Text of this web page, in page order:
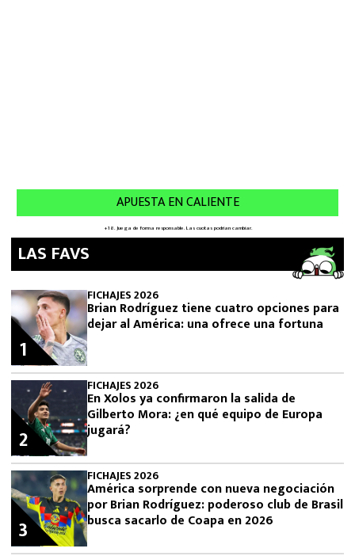
LAS FAVS
FICHAJES 2026
Brian Rodríguez tiene cuatro opciones para
dejar al América: una ofrece una fortuna
1
FICHAJES 2026
En Xolos ya confirmaron la salida de
Gilberto Mora: ¿en qué equipo de Europa
jugará?
2
FICHAJES 2026
América sorprende con nueva negociación
por Brian Rodríguez: poderoso club de Brasil
busca sacarlo de Coapa en 2026
3